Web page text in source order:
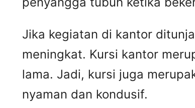
Jika kegiatan di kantor
meningkat. Kursi kantor
lama. Jadi, kursi juga
nyaman dan kondusif.